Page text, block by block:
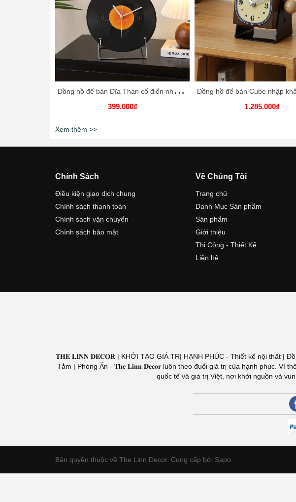
Đ
ồng hồ để bàn Đĩa Than cổ điển nhập khẩu cao cấp / Vinyl Record Clock
399.000₫ 1.285.000₫
Xem thêm >>
Chính Sách
Điều kiện giao dịch chung
Chính sách thanh toán
Chính sách vận chuyển
Chính sách bảo mật
Về Chúng Tôi
Trang chủ
Danh Mục Sản phẩm
Sản phẩm
Giới thiệu
Thi Công - Thiết Kế
Liên hệ
𝐓𝐇𝐄 𝐋𝐈𝐍𝐍 𝐃𝐄𝐂𝐎𝐑 | KHỞI TẠO GIÁ TRỊ HẠNH PHÚC - Thiết kế nội thất |
Tắm | Phòng Ăn - 𝐓𝐡𝐞 𝐋𝐢𝐧𝐧 𝐃𝐞𝐜𝐨𝐫 luôn theo đuổi giá trị của hạnh phúc.
quốc tế và giá trị Việt, nơi khởi nguồn và
Bản quyền thuộc về The Linn Decor. Cung cấp bởi Sapo